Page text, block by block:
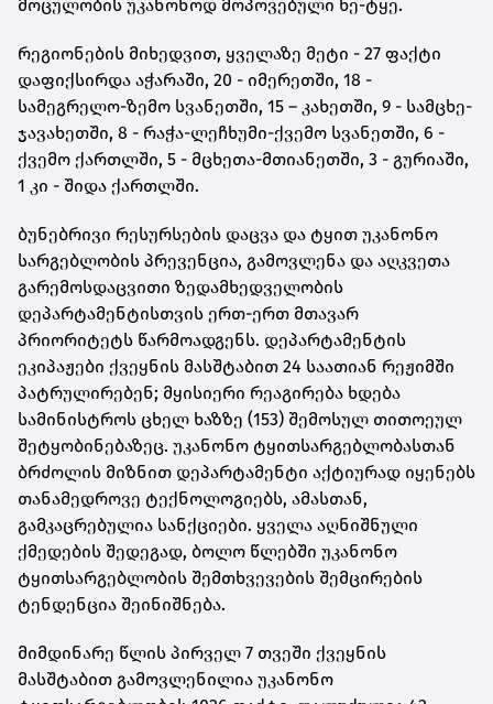
მოცულობის უკანონოდ მოპოვებული ხე-ტყე.
რეგიონების მიხედვით, ყველაზე მეტი - 27 ფაქტი
დაფიქსირდა აჭარაში, 20 - იმერეთში, 18 -
სამეგრელო-ზემო სვანეთში, 15 – კახეთში, 9 - სამცხე-
ჯავახეთში, 8 - რაჭა-ლეჩხუმი-ქვემო სვანეთში, 6 -
ქვემო ქართლში, 5 - მცხეთა-მთიანეთში, 3 - გურიაში,
1 კი - შიდა ქართლში.
ბუნებრივი რესურსების დაცვა და ტყით უკანონო
სარგებლობის პრევენცია, გამოვლენა და აღკვეთა
გარემოსდაცვითი ზედამხედველობის
დეპარტამენტისთვის ერთ-ერთ მთავარ
პრიორიტეტს წარმოადგენს. დეპარტამენტის
ეკიპაჟები ქვეყნის მასშტაბით 24 საათიან რეჟიმში
პატრულირებენ; მყისიერი რეაგირება ხდება
სამინისტროს ცხელ ხაზზე (153) შემოსულ თითოეულ
შეტყობინებაზეც. უკანონო ტყითსარგებლობასთან
ბრძოლის მიზნით დეპარტამენტი აქტიურად იყენებს
თანამედროვე ტექნოლოგიებს, ამასთან,
გამკაცრებულია სანქციები. ყველა აღნიშნული
ქმედების შედეგად, ბოლო წლებში უკანონო
ტყითსარგებლობის შემთხვევების შემცირების
ტენდენცია შეინიშნება.
მიმდინარე წლის პირველ 7 თვეში ქვეყნის
მასშტაბით გამოვლენილია უკანონო